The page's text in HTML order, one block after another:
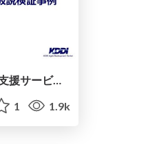
プロダクトオーナー向け生成AI支援サービスの仮説検証事例
1 1.9k